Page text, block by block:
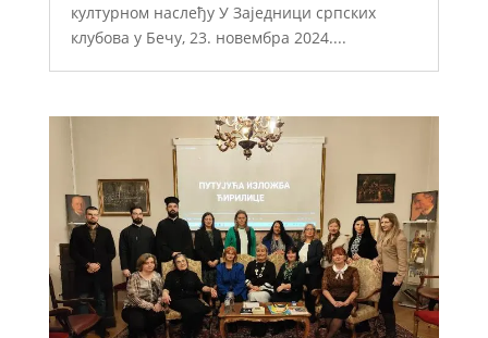
културном наслеђу У Заједници српских
клубова у Бечу, 23. новембра 2024....